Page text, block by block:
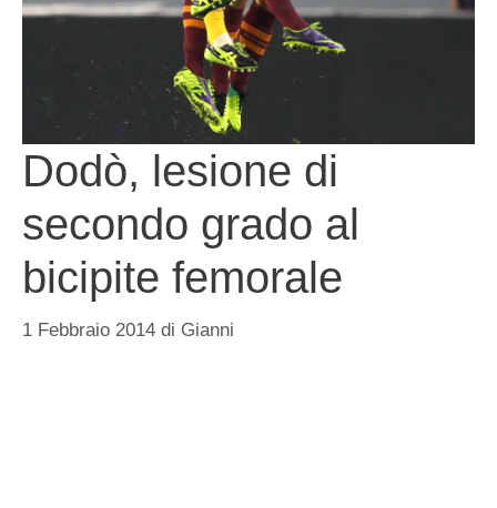
Dodò, lesione di
secondo grado al
bicipite femorale
1 Febbraio 2014 di Gianni